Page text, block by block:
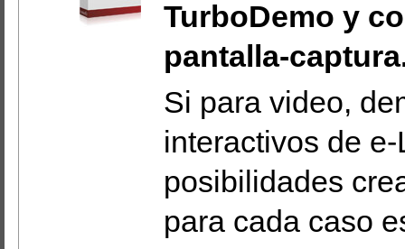
TurboDemo y
pantalla-
Si para video,
interactivos de
posibilidades
para cada caso